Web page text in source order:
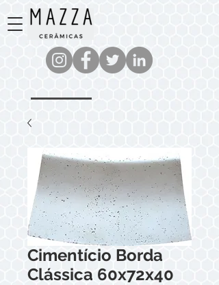
Cimentício Borda
Clássica 60x72x40